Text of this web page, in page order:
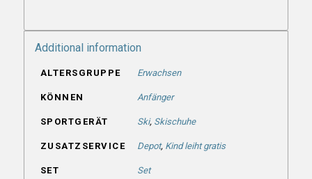
Additional information
ALTERSGRUPPE Erwachsen
KÖNNEN Anfänger
SPORTGERÄT Ski, Skischuhe
ZUSATZSERVICE Depot, Kind leiht gratis
SET Set